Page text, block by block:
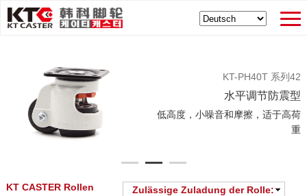
KT-PH40T 系列42
水平调节防震型
低高度，小噪音和摩擦，适于高荷
重
KT CASTER Rollen
Zulässige Zuladung der Rolle: